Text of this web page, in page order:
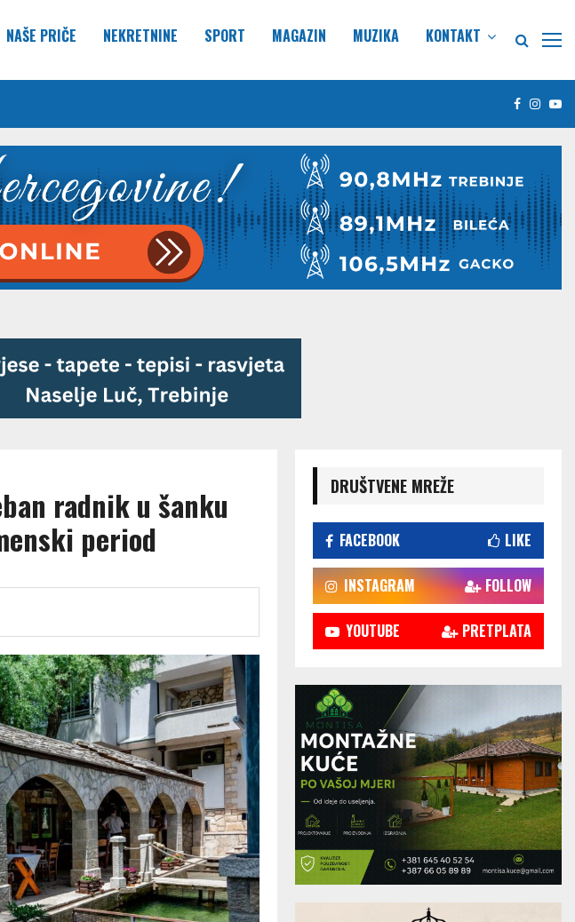
NAŠE PRIČE NEKRETNINE SPORT MAGAZIN MUZIKA KONTAKT
Facebook
radnik u šanku
period
DRUŠTVENE MREŽE
FACEBOOK LIKE
INSTAGRAM FOLLOW
YOUTUBE PRETPLATA